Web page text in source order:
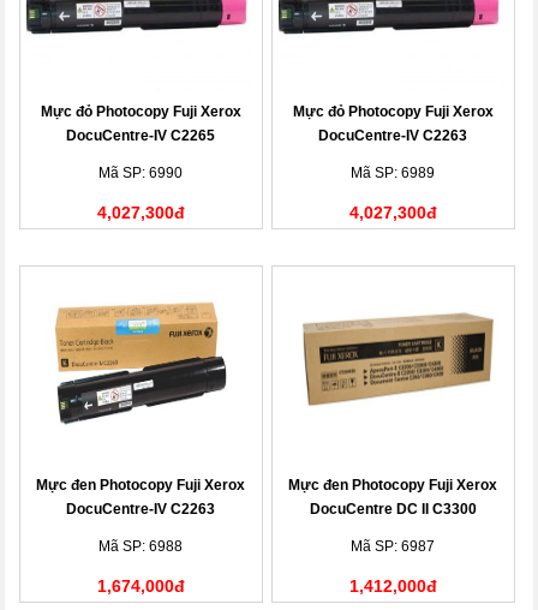
Mực đỏ Photocopy Fuji Xerox
DocuCentre-IV C2265
Mã SP: 6990
4,027,300đ
Mực đỏ Photocopy Fuji Xerox
DocuCentre-IV C2263
Mã SP: 6989
4,027,300đ
Mực đen Photocopy Fuji Xerox
DocuCentre-IV C2263
Mã SP: 6988
1,674,000đ
Mực đen Photocopy Fuji Xerox
DocuCentre DC II C3300
Mã SP: 6987
1,412,000đ